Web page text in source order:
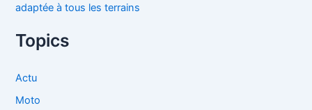
adaptée à tous les terrains
Topics
Actu
Moto